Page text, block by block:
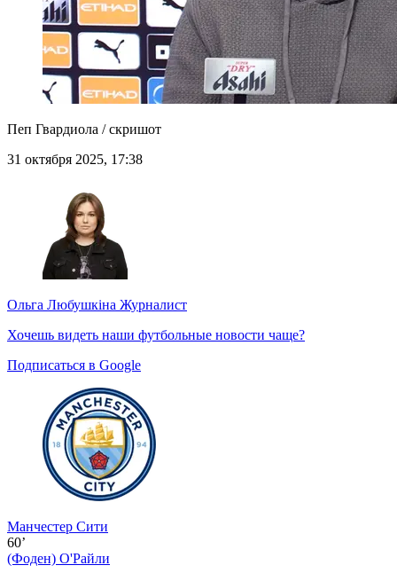
Пеп Гвардиола / скришот
31 октября 2025, 17:38
Ольга Любушкіна Журналист
Хочешь видеть наши футбольные новости чаще?
Подписаться в Google
Манчестер Сити
60’
(Фоден) О'Райли